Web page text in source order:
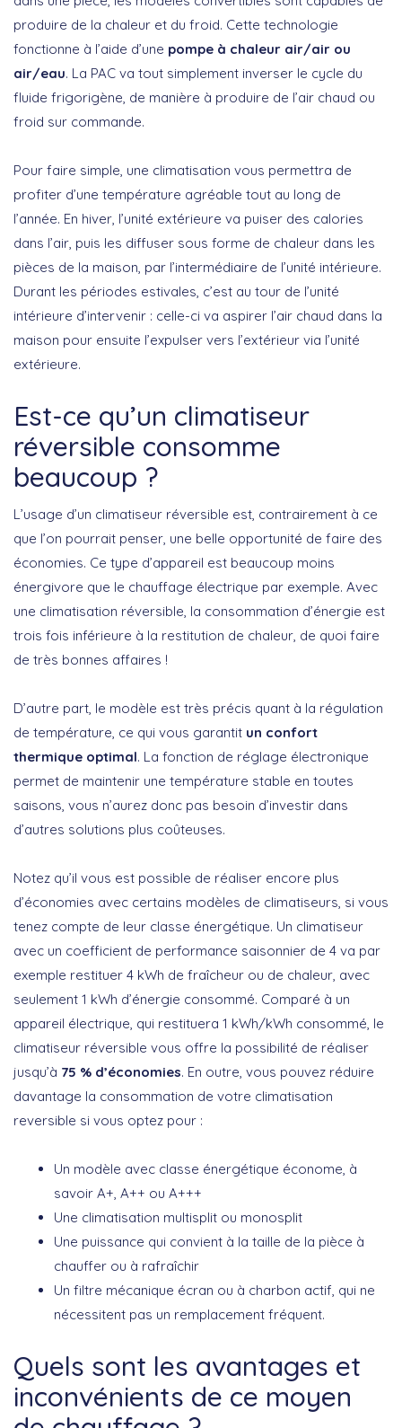
produire de la chaleur et du froid. Cette technologie
fonctionne à l’aide d’une pompe à chaleur air/air ou
air/eau. La PAC va tout simplement inverser le cycle du
fluide frigorigène, de manière à produire de l’air chaud ou
froid sur commande.
Pour faire simple, une climatisation vous permettra de
profiter d’une température agréable tout au long de
l’année. En hiver, l’unité extérieure va puiser des calories
dans l’air, puis les diffuser sous forme de chaleur dans les
pièces de la maison, par l’intermédiaire de l’unité intérieure.
Durant les périodes estivales, c’est au tour de l’unité
intérieure d’intervenir : celle-ci va aspirer l’air chaud dans la
maison pour ensuite l’expulser vers l’extérieur via l’unité
extérieure.
Est-ce qu’un climatiseur
réversible consomme
beaucoup ?
L’usage d’un climatiseur réversible est, contrairement à ce
que l’on pourrait penser, une belle opportunité de faire des
économies. Ce type d’appareil est beaucoup moins
énergivore que le chauffage électrique par exemple. Avec
une climatisation réversible, la consommation d’énergie est
trois fois inférieure à la restitution de chaleur, de quoi faire
de très bonnes affaires !
D’autre part, le modèle est très précis quant à la régulation
de température, ce qui vous garantit un confort
thermique optimal. La fonction de réglage électronique
permet de maintenir une température stable en toutes
saisons, vous n’aurez donc pas besoin d’investir dans
d’autres solutions plus coûteuses.
Notez qu’il vous est possible de réaliser encore plus
d’économies avec certains modèles de climatiseurs, si vous
tenez compte de leur classe énergétique. Un climatiseur
avec un coefficient de performance saisonnier de 4 va par
exemple restituer 4 kWh de fraîcheur ou de chaleur, avec
seulement 1 kWh d’énergie consommé. Comparé à un
appareil électrique, qui restituera 1 kWh/kWh consommé, le
climatiseur réversible vous offre la possibilité de réaliser
jusqu’à 75 % d’économies. En outre, vous pouvez réduire
davantage la consommation de votre climatisation
reversible si vous optez pour :
Un modèle avec classe énergétique économe, à
savoir A+, A++ ou A+++
Une climatisation multisplit ou monosplit
Une puissance qui convient à la taille de la pièce à
chauffer ou à rafraîchir
Un filtre mécanique écran ou à charbon actif, qui ne
nécessitent pas un remplacement fréquent.
Quels sont les avantages et
inconvénients de ce moyen